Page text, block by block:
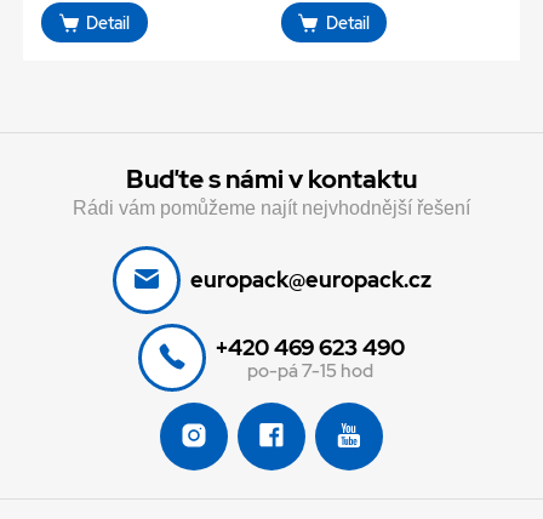
Detail Detail
Buďte s námi v kontaktu
Rádi vám pomůžeme najít nejvhodnější řešení
europack@europack.cz
+420 469 623 490
po-pá 7-15 hod